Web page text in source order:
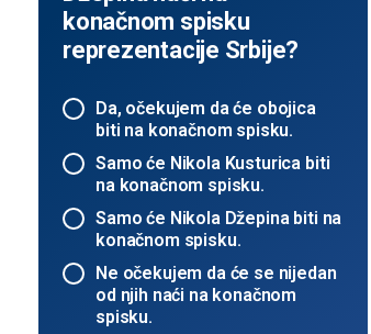
konačnom spisku
reprezentacije Srbije?
Da, očekujem da će obojica
biti na konačnom spisku.
Samo će Nikola Kusturica biti
na konačnom spisku.
Samo će Nikola Džepina biti na
konačnom spisku.
Ne očekujem da će se nijedan
od njih naći na konačnom
spisku.